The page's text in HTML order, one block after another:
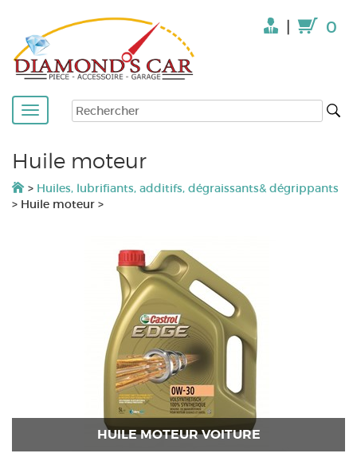
| 0
Huile moteur
> Huiles, lubrifiants, additifs, dégraissants& dégrippants
> Huile moteur >
HUILE MOTEUR VOITURE